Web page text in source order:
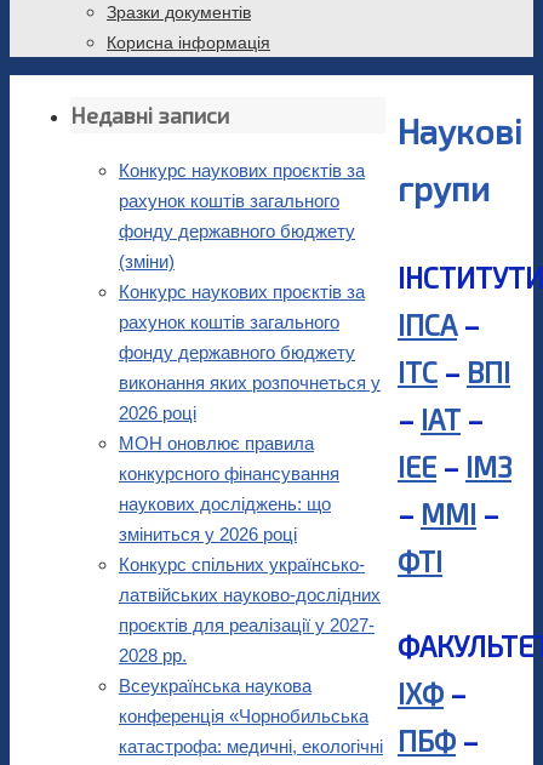
Зразки документів
Корисна інформація
Наукові
групи
ІПСА–
ІТС – ВПІ
– ІАТ –
ІЕЕ – ІМЗ
– ММІ –
ФТІ
ІХФ –
ПБФ –
Недавні записи
Конкурс наукових проєктів за
рахунок коштів загального
фонду державного бюджету
(зміни)
Конкурс наукових проєктів за
рахунок коштів загального
фонду державного бюджету
виконання яких розпочнеться у
2026 році
МОН оновлює правила
конкурсного фінансування
наукових досліджень: що
зміниться у 2026 році
Конкурс спільних українсько-
латвійських науково-дослідних
проєктів для реалізації у 2027-
2028 рр.
Всеукраїнська наукова
конференція «Чорнобильська
катастрофа: медичні, екологічні